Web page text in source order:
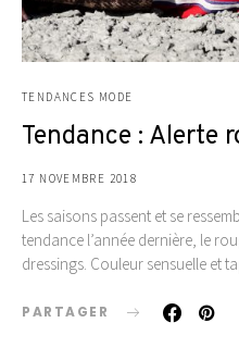
TENDANCES MODE
Tendance : Alerte
17 NOVEMBRE 2018
Les saisons passent et se
tendance l’année dernière, le
dressings. Couleur sensuelle et
PARTAGER